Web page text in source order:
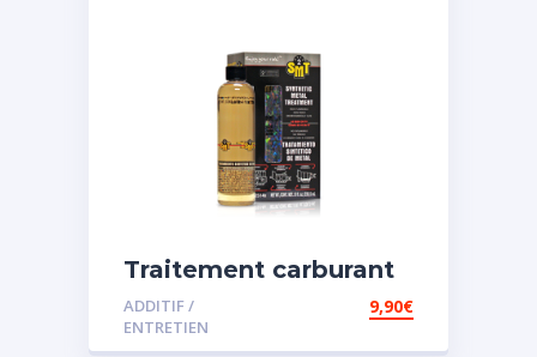
Traitement carburant
spécial essence
ADDITIF /
ENTRETIEN
9,90€